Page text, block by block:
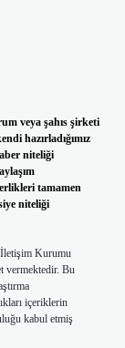
veya şahıs şirketi
hazırladığımız
niteliği
tamamen
niteliği
İletişim Kurumu
vermektedir. Bu
içeriklerin
kabul etmiş